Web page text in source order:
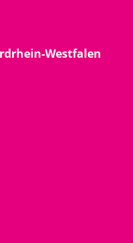
Westfalen